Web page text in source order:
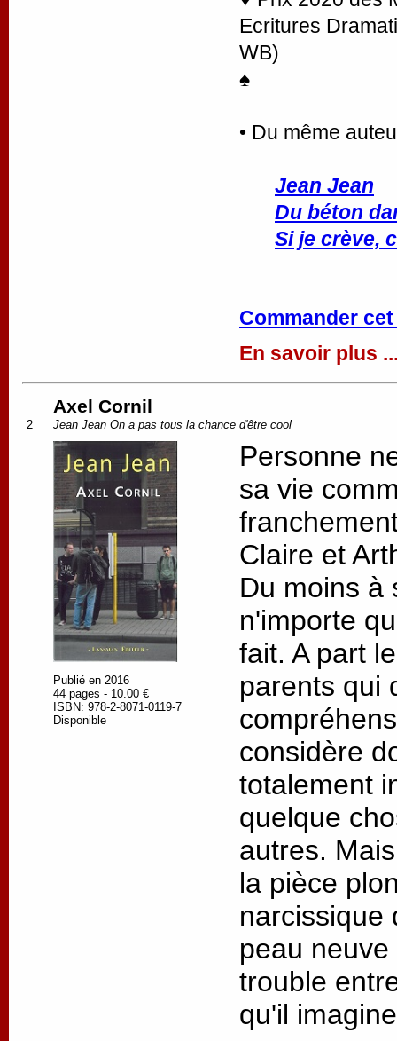
Ecritures
WB)
♠
• Du même
Jean Jean
Du béton
Si je crève,
Commander
En savoir plus
2
Axel Cornil
Jean Jean On a pas tous la chance d'être cool
Publié en 2016
44 pages - 10.00 €
ISBN: 978-2-8071-0119-7
Disponible
Personne
sa vie
Claire et
Du moins à
n'importe
fait. A part
parents qui
considère
totalement
quelque
autres.
la pièce
narcissique
peau
trouble
qu'il